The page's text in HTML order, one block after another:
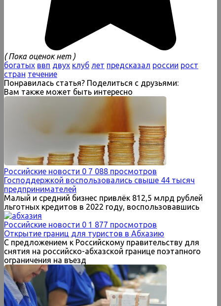
( Пока оценок нет )
богатых ввп двух клуб лет предсказал россии рост
стран течение
Понравилась статья? Поделиться с друзьями:
Вам также может быть интересно
Российские новости 0 7 088 просмотров
Господдержкой воспользовались свыше 44 тысяч
предпринимателей
Малый и средний бизнес привлёк 812,5 млрд рублей
льготных кредитов в 2022 году, воспользовавшись
Российские новости 0 1 877 просмотров
Открытие границ для туристов в Абхазию
С предложением к Российскому правительству для
снятия на российско-абхазской границе поэтапного
ограничения на въезд